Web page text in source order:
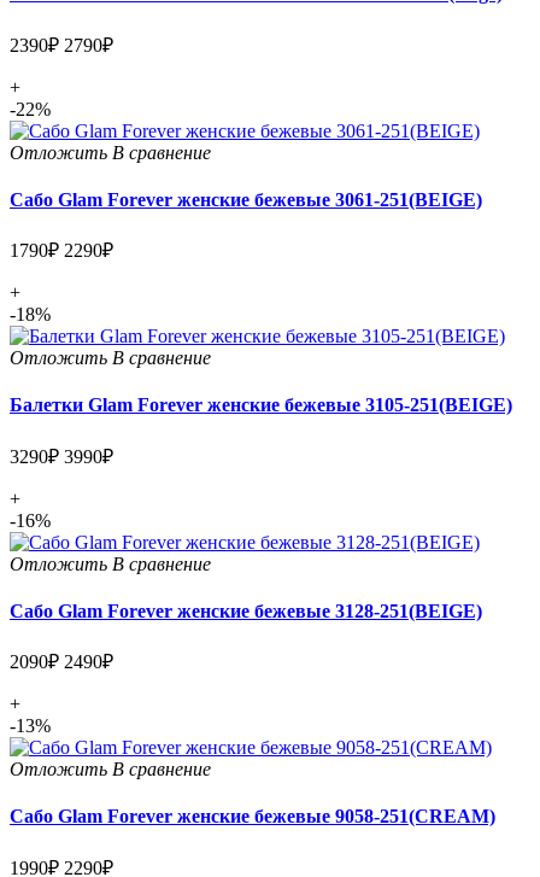
2390₽ 2790₽
+
-22%
Отложить В сравнение
Сабо Glam Forever женские бежевые 3061-251(BEIGE)
1790₽ 2290₽
+
-18%
Отложить В сравнение
Балетки Glam Forever женские бежевые 3105-251(BEIGE)
3290₽ 3990₽
+
-16%
Отложить В сравнение
Сабо Glam Forever женские бежевые 3128-251(BEIGE)
2090₽ 2490₽
+
-13%
Отложить В сравнение
Сабо Glam Forever женские бежевые 9058-251(CREAM)
1990₽ 2290₽